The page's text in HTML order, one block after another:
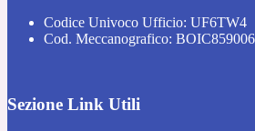
Codice Univoco Ufficio: UF6TW4
Cod. Meccanografico: BOIC859006
Sezione Link Utili